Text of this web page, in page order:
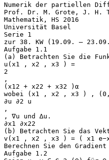
Numerik der partiellen
Prof. Dr. M. Grote, J. H.
Mathematik, HS 2016
Universität Basel
Serie 1
zur 38. KW (19.09. –
Aufgabe 1.1
(a) Betrachten Sie die
u(x1 , x2 , x3 ) =
2
,
(x12 + x22 + x32 )α
wobei (x1 , x2 , x3 ) , (0,
∂u ∂2 u
,
, ∇u und ∆u.
∂x1 ∂x22
(b) Betrachten Sie das
v(x1 , x2 , x3 ) = ( x1
Berechnen Sie den
Aufgabe 1.2